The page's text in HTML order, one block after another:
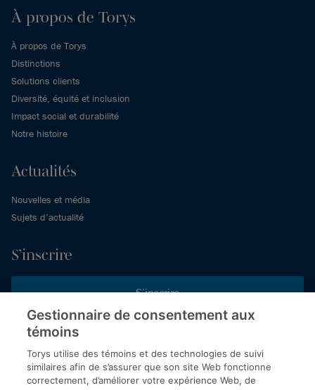
À propos de Torys
À propos de Torys
Distinctions
Solutions clients
Diversité, équité et inclusion
Impact social et durabilité
Notre histoire
Actualités
Nouvelles et média
Sujets d’actualité
S’inscrire
S’inscrire
Inscrivez-vous aux publications de Torys pour recevoir nos derniers
commentaires, notre calendrier de webinaires et d’événements et
plus encore.
Gestionnaire de consentement aux
témoins
Torys utilise des témoins et des technologies de suivi
similaires afin de s’assurer que son site Web fonctionne
correctement, d’améliorer votre expérience Web, de